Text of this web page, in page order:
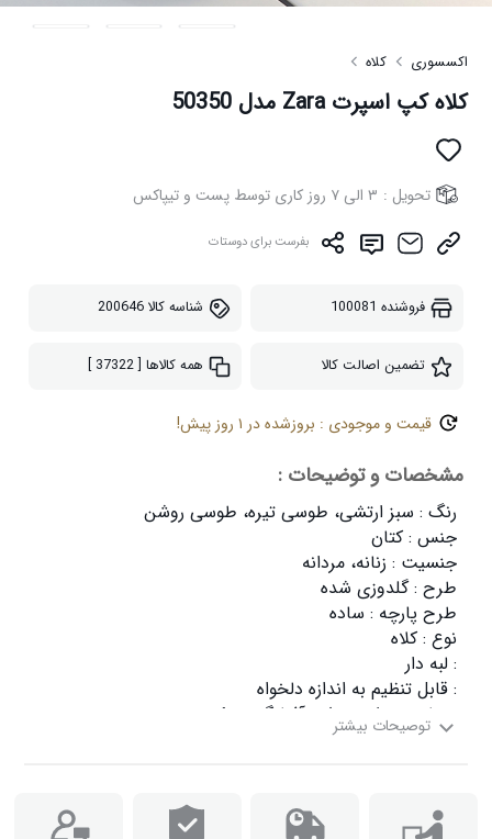
اکسسوری کلاه
کلاه کپ اسپرت Zara مدل 50350
تحویل : ۳ الی ۷ روز کاری توسط پست و تیپاکس
بفرست برای دوستات
فروشنده 100081 شناسه کالا200646
تضمین اصالت کالا همه کالاها [ 37322 ]
قیمت و موجودی : بروزشده در ۱ روز پیش!
مشخصات و توضیحات :
: با توجه به تفاوت رنگ در صفحه نمایش و واقعیت، ممکن است رنگ محصولات